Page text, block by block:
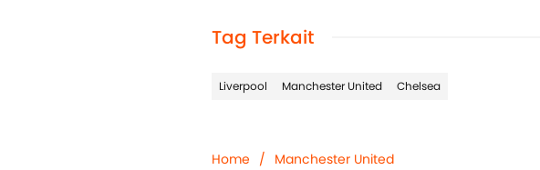
Tag Terkait
Liverpool Manchester United Chelsea
Home / Manchester United